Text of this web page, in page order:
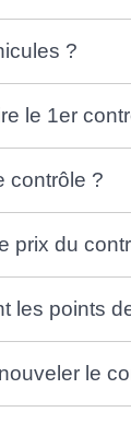
?
le 1er
contrôle ?
prix du
les points
le